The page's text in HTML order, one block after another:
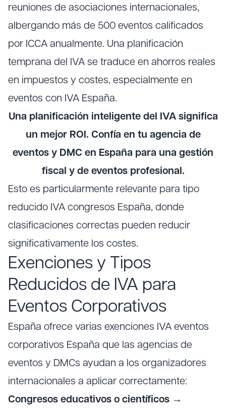
reuniones de asociaciones internacionales,
albergando más de 500 eventos calificados
por ICCA anualmente. Una planificación
temprana del IVA se traduce en ahorros reales
en impuestos y costes, especialmente en
eventos con IVA España.
Una planificación inteligente del IVA significa
un mejor ROI. Confía en tu agencia de
eventos y DMC en España para una gestión
fiscal y de eventos profesional.
Esto es particularmente relevante para tipo
reducido IVA congresos España, donde
clasificaciones correctas pueden reducir
significativamente los costes.
Exenciones y Tipos
Reducidos de IVA para
Eventos Corporativos
España ofrece varias exenciones IVA eventos
corporativos España que las agencias de
eventos y DMCs ayudan a los organizadores
internacionales a aplicar correctamente:
Congresos educativos o científicos →